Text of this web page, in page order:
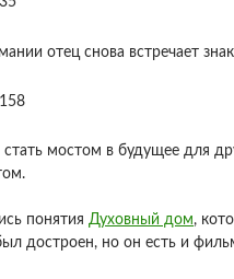
отец снова встречает
мостом в будущее для
понятия Духовный дом,
достроен, но он есть и